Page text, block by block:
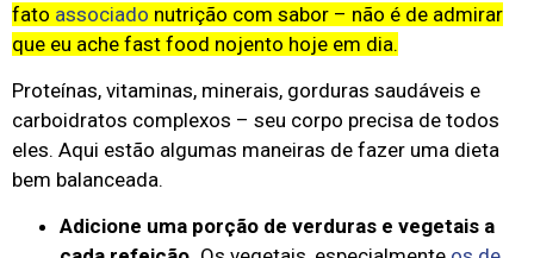
fato associado nutrição com sabor – não é de admirar
que eu ache fast food nojento hoje em dia.
Proteínas, vitaminas, minerais, gorduras saudáveis ​​e
carboidratos complexos – seu corpo precisa de todos
eles. Aqui estão algumas maneiras de fazer uma dieta
bem balanceada.
Adicione uma porção de verduras e vegetais a